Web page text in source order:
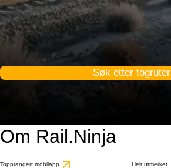
Søk etter togruter
Om Rail.Ninja
Topprangert mobilapp Helt utmerket